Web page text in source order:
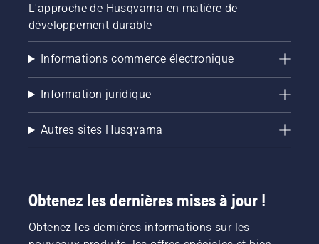
tronçonneuse
fonctionne
correctement.
Vérifiez
d'huile.
Démarrez
la
le frein
chaîne
L'approche de Husqvarna en matière de
développement durable
Informations commerce électronique
Information juridique
Autres sites Husqvarna
Obtenez les dernières mises à jour !
Obtenez les dernières informations sur les